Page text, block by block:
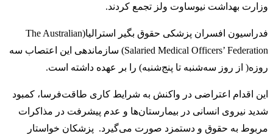
وزارت بهداشت نیوساوت ولز تجمع کردند.
فدراسیون افسران پزشکی حقوق بگیر استرالیا(The Australian
Salaried Medical Officers’ Federation) سازماندهی این اعتصاب سه
روزه( از روز سه‌شنبه تا پنج‌شنبه) را بر عهده داشته است.
این اقدام اعتراضی در واکنش به شرایط کاری طاقت‌فرسا، کمبود
شدید نیروی انسانی در بیمارستان‌ها و عدم پیشرفت در مذاکرات
مربوط به حقوق و دستمزد صورت می‌گیرد. پزشکان خواستار